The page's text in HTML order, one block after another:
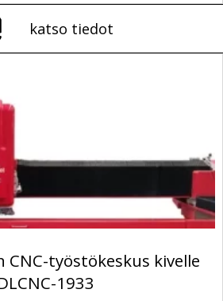
katso tiedot
CNC-työstökeskus kivelle
1933